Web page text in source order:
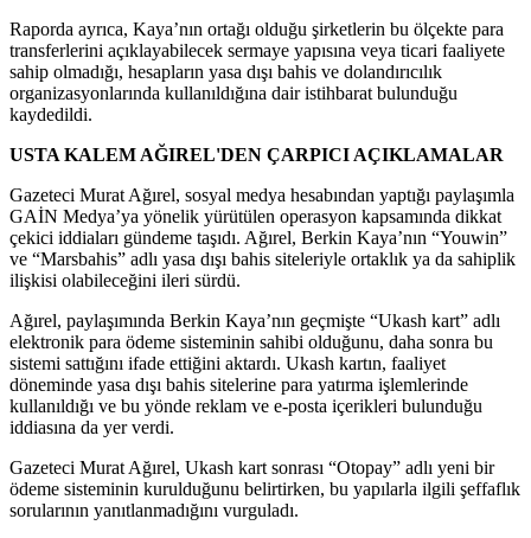
Raporda ayrıca, Kaya’nın ortağı olduğu şirketlerin bu ölçekte para
transferlerini açıklayabilecek sermaye yapısına veya ticari faaliyete
sahip olmadığı, hesapların yasa dışı bahis ve dolandırıcılık
organizasyonlarında kullanıldığına dair istihbarat bulunduğu
kaydedildi.
USTA KALEM AĞIREL'DEN ÇARPICI AÇIKLAMALAR
Gazeteci Murat Ağırel, sosyal medya hesabından yaptığı paylaşımla
GAİN Medya’ya yönelik yürütülen operasyon kapsamında dikkat
çekici iddiaları gündeme taşıdı. Ağırel, Berkin Kaya’nın “Youwin”
ve “Marsbahis” adlı yasa dışı bahis siteleriyle ortaklık ya da sahiplik
ilişkisi olabileceğini ileri sürdü.
Ağırel, paylaşımında Berkin Kaya’nın geçmişte “Ukash kart” adlı
elektronik para ödeme sisteminin sahibi olduğunu, daha sonra bu
sistemi sattığını ifade ettiğini aktardı. Ukash kartın, faaliyet
döneminde yasa dışı bahis sitelerine para yatırma işlemlerinde
kullanıldığı ve bu yönde reklam ve e-posta içerikleri bulunduğu
iddiasına da yer verdi.
Gazeteci Murat Ağırel, Ukash kart sonrası “Otopay” adlı yeni bir
ödeme sisteminin kurulduğunu belirtirken, bu yapılarla ilgili şeffaflık
sorularının yanıtlanmadığını vurguladı.